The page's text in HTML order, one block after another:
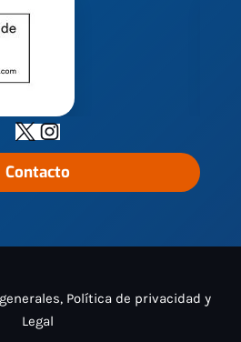
Contacto
Política de privacidad y
Legal